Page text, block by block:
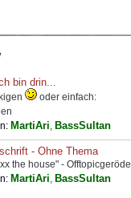
bin drin...
oder einfach:
MartiAri, BassSultan
- Ohne Thema
the house" - Offtopicgerödel
MartiAri, BassSultan